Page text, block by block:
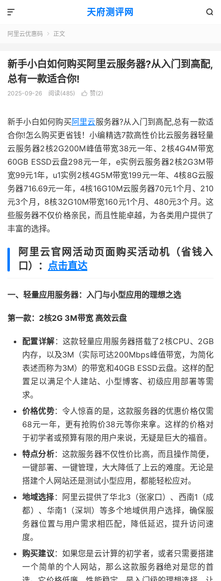
天府测评网 

阿里云优惠码  正文
新手小白如何购买阿里云服务器?从入门到高配,
总有一款适合你!
2025-09-26 阅读(485)  赞(2)
新手小白如何购买阿里云服务器?从入门到高配,总有一款适
合你!怎么购买更省钱！小编精选7款高性价比云服务器轻量
云服务器2核2G200M峰值带宽38元一年、2核4G4M带宽
60GB ESSD云盘298元一年，e实例云服务器2核2G3M带
宽99元1年，u1实例2核4G5M带宽199元一年、4核8G云服
务器716.69元一年，4核16G10M云服务器70元1个月、210
元3个月，8核32G10M带宽160元1个月、480元3个月。这
些服务器不仅价格亲民，而且性能卓越，为各类用户提供了
丰富的选择。
阿里云官网活动页面购买活动机（省钱入
口）： 点击直达
一、轻量应用服务器：入门与小型应用的理想之选
第一款：2核2G 3M带宽 高效云盘
配置详解 ：这款轻量应用服务器搭载了2核CPU、2GB
内存，以及3M（实际可达200Mbps峰值带宽，为简化
表述而称为3M）的带宽和40GB ESSD云盘。这样的配
置足以满足个人建站、小型博客、初级应用部署等需
求。
价格优势：令人惊喜的是，这款服务器的优惠价格仅需
68元一年，更有抢购价38元等你来拿。这样的价格对
于初学者或预算有限的用户来说，无疑是巨大的福音。
特点分析：这款服务器不仅性价比高，而且操作简便，
一键部署、一键管理，大大降低了上云的难度。无论是
搭建个人网站还是测试小型应用，都能轻松应对。
地域选择：阿里云提供了华北3（张家口）、西南1（成
都）、华南1（深圳）等多个地域供用户选择，确保服
务器位置与用户需求相匹配，降低延迟，提升访问速
度。
购买建议：如果您是云计算的初学者，或者只需要搭建
一个简单的个人网站，那么这款服务器绝对是您的首